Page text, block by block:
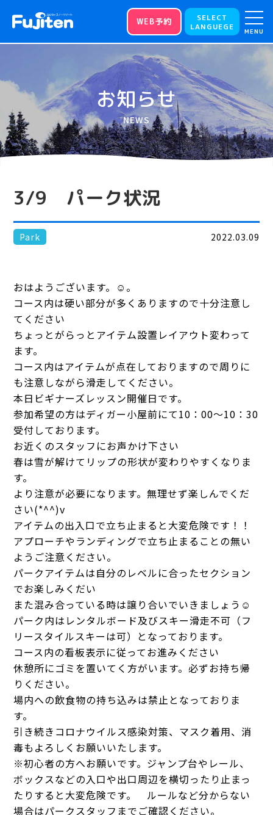
WEB予約
SELECT
LANGUEGE
MENU
お知らせ
NEWS
3/9 パーク状況
Park 2022.03.09
おはようございます。☺。
コース内は硬い部分が多くありますので十分注意し
てください
ちょっとがらっとアイテム設置レイアウト変わって
ます。
コース内はアイテムが点在しておりますので周りに
も注意しながら滑走してください。
本日ビギナーズレッスン開催日です。
参加希望の方はディガー小屋前にて10：00～10：30
受付しております。
お近くのスタッフにお声かけ下さい
春は雪が解けてリップの形状が変わりやすくなりま
す。
より注意が必要になります。無理せず楽しんでくだ
さい(*^^)v
アイテムの出入口で立ち止まると大変危険です！！
アプローチやランディングで立ち止まることの無い
ようご注意ください。
パークアイテムは自分のレベルに合ったセクション
でお楽しみくだい
また混み合っている時は譲り合いでいきましょう☺
パーク内はレンタルボード及びスキー滑走不可（フ
リースタイルスキーは可）となっております。
コース内の看板表示に従ってお進みください
休憩所にゴミを置いてく方がいます。必ずお持ち帰
りください。
場内への飲食物の持ち込みは禁止となっておりま
す。
引き続きコロナウイルス感染対策、マスク着用、消
毒もよろしくお願いいたします。
※初心者の方へお願いです。ジャンプ台やレール、
ボックスなどの入口や出口周辺を横切ったり止まっ
たりすると大変危険です。 ルールなど分からない
場合はパークスタッフまでご確認ください。